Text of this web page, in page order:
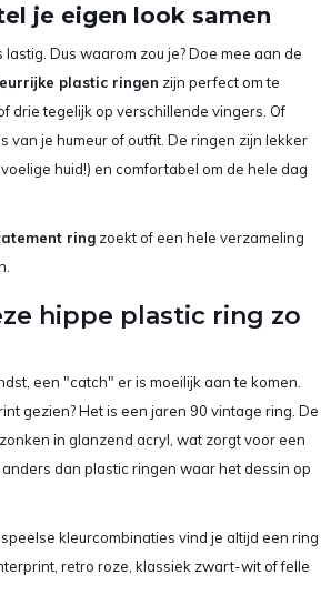
je eigen look samen
Dus waarom zou je? Doe mee aan de
plastic ringen zijn perfect om te
drie tegelijk op verschillende vingers. Of
van je humeur of outfit. De ringen zijn lekker
huid!) en comfortabel om de hele dag
ring zoekt of een hele verzameling
hippe plastic ring zo
een "catch" er is moeilijk aan te komen.
gezien? Het is een jaren 90 vintage ring. De
in glanzend acryl, wat zorgt voor een
dan plastic ringen waar het dessin op
kleurcombinaties vind je altijd een ring
retro roze, klassiek zwart-wit of felle